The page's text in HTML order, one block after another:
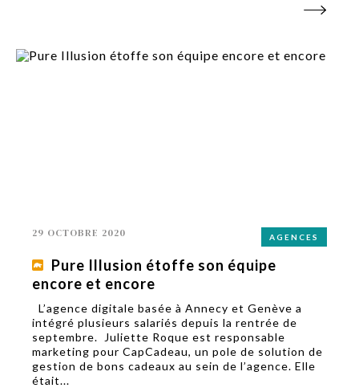
AGENCES
29 OCTOBRE 2020
Pure Illusion étoffe son équipe
encore et encore
L’agence digitale basée à Annecy et Genève a
intégré plusieurs salariés depuis la rentrée de
septembre. Juliette Roque est responsable
marketing pour CapCadeau, un pole de solution de
gestion de bons cadeaux au sein de l’agence. Elle
était...